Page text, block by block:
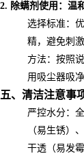
2. 除螨剂使用：温
选择标准：
精，避免刺
方法：按照
用吸尘器吸
五、清洁注意事
严控水分：
（易生锈）
干透（易发霉